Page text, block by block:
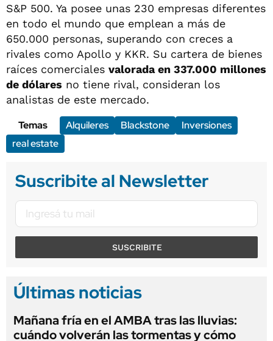
S&P 500. Ya posee unas 230 empresas diferentes
en todo el mundo que emplean a más de
650.000 personas, superando con creces a
rivales como Apollo y KKR. Su cartera de bienes
raíces comerciales valorada en 337.000 millones
de dólares no tiene rival, consideran los
analistas de este mercado.
Temas
Alquileres Blackstone
Inversiones
real estate
Suscribite al Newsletter
SUSCRIBITE
Últimas noticias
Mañana fría en el AMBA tras las lluvias:
cuándo volverán las tormentas y cómo